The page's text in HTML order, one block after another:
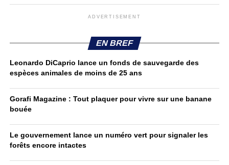
ADVERTISEMENT
EN BREF
Leonardo DiCaprio lance un fonds de sauvegarde des
espèces animales de moins de 25 ans
Gorafi Magazine : Tout plaquer pour vivre sur une banane
bouée
Le gouvernement lance un numéro vert pour signaler les
forêts encore intactes